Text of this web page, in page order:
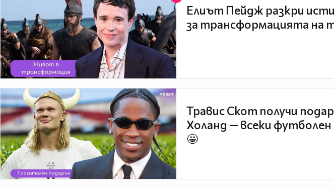
Елиът Пейдж разкри
за трансформацията на
Травис Скот получи
Холанд — всеки футболен
🤩